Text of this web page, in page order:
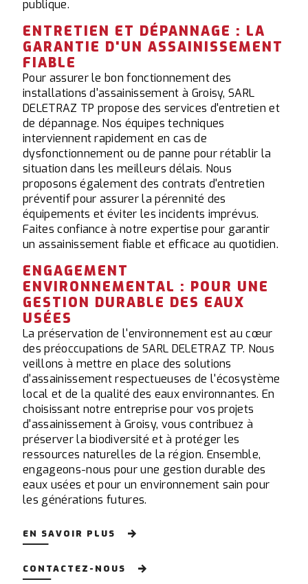
publique.
ENTRETIEN ET DÉPANNAGE : LA
GARANTIE D'UN ASSAINISSEMENT
FIABLE
Pour assurer le bon fonctionnement des
installations d'assainissement à Groisy, SARL
DELETRAZ TP propose des services d'entretien et
de dépannage. Nos équipes techniques
interviennent rapidement en cas de
dysfonctionnement ou de panne pour rétablir la
situation dans les meilleurs délais. Nous
proposons également des contrats d'entretien
préventif pour assurer la pérennité des
équipements et éviter les incidents imprévus.
Faites confiance à notre expertise pour garantir
un assainissement fiable et efficace au quotidien.
ENGAGEMENT
ENVIRONNEMENTAL : POUR UNE
GESTION DURABLE DES EAUX
USÉES
La préservation de l'environnement est au cœur
des préoccupations de SARL DELETRAZ TP. Nous
veillons à mettre en place des solutions
d'assainissement respectueuses de l'écosystème
local et de la qualité des eaux environnantes. En
choisissant notre entreprise pour vos projets
d'assainissement à Groisy, vous contribuez à
préserver la biodiversité et à protéger les
ressources naturelles de la région. Ensemble,
engageons-nous pour une gestion durable des
eaux usées et pour un environnement sain pour
les générations futures.
EN SAVOIR PLUS
CONTACTEZ-NOUS